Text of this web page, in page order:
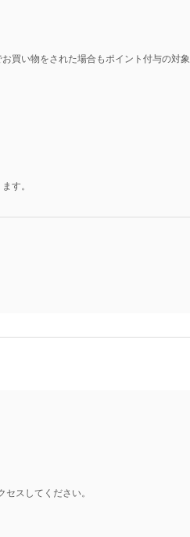
買い物をされた場合もポイント付与の対象
す。
スしてください。